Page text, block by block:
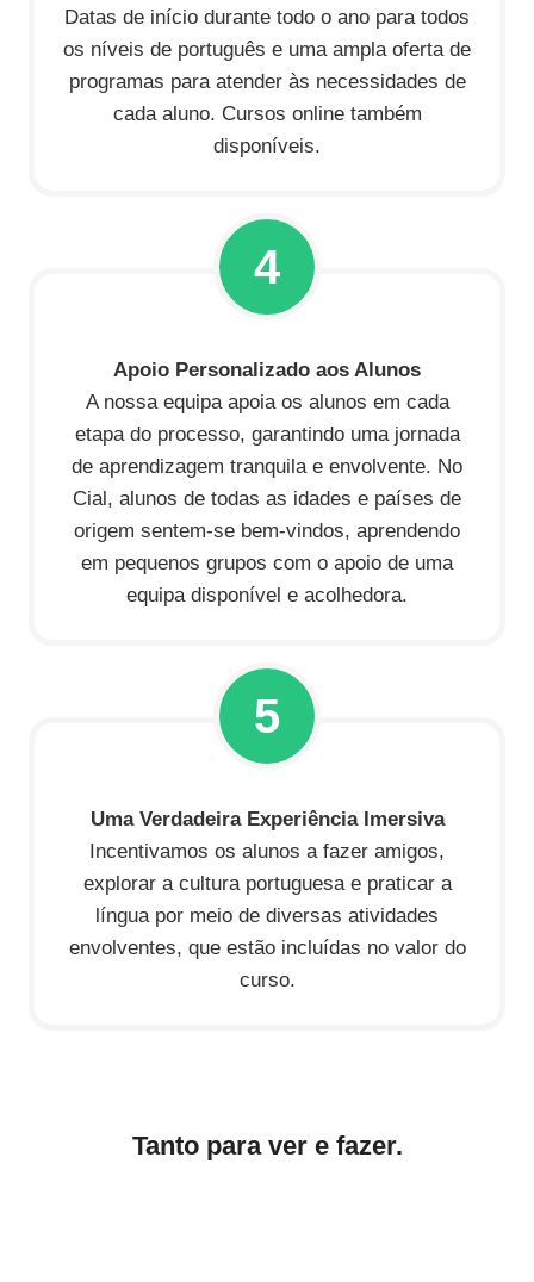
Datas de início durante todo o ano para todos
os níveis de português e uma ampla oferta de
programas para atender às necessidades de
cada aluno. Cursos online também
disponíveis.
4
Apoio Personalizado aos Alunos
A nossa equipa apoia os alunos em cada
etapa do processo, garantindo uma jornada
de aprendizagem tranquila e envolvente. No
Cial, alunos de todas as idades e países de
origem sentem-se bem-vindos, aprendendo
em pequenos grupos com o apoio de uma
equipa disponível e acolhedora.
5
Uma Verdadeira Experiência Imersiva
Incentivamos os alunos a fazer amigos,
explorar a cultura portuguesa e praticar a
língua por meio de diversas atividades
envolventes, que estão incluídas no valor do
curso.
Tanto para ver e fazer.